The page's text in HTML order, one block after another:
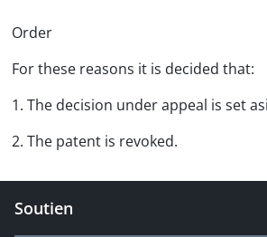
Order
For these reasons it is decided that:
1. The decision under appeal is set
2. The patent is revoked.
Soutien